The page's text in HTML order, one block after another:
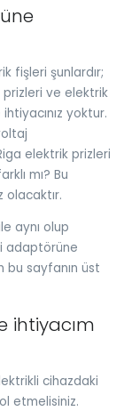
fişleri şunlardır;
prizleri ve elektrik
yoktur.
elektrik prizleri
mı? Bu
olacaktır.
aynı olup
adaptörüne
bu sayfanın üst
ihtiyacım
cihazdaki
etmelisiniz.